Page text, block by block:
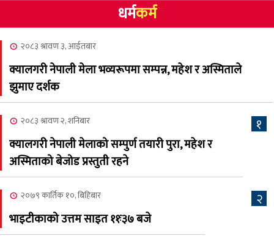
४
NCSC को अध्यक्षमा घनेन्द्र
न्यौपाने बिजयी
नेप्लिज सोसाइटि अफ
२०८३ श्रावण ६, बुधबार
कामना खबर पत्रिका
क्यालगरी नेपाली मेला
धर्मकर्म
२०८३ श्रावण ३, आईतबार
क्यालगरी नेपाली मेला भव्यरूपमा सम्पन्न, महेश र अस्मिताले
झुमाए दर्शक
१
२०८३ श्रावण २, शनिबार
क्यालगरी नेपाली मेलाको सम्पुर्ण तयारी पुरा, महेश र
अस्मिताको बेजोड प्रस्तुती रहने
२
२०७९ कार्तिक १०, बिहिबार
भाइटीकाको उत्तम साइत ११ः३७ बजे